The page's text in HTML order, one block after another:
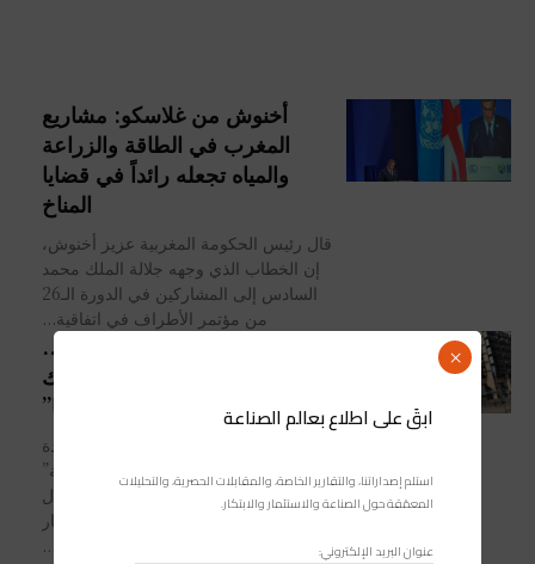
أخنوش من غلاسكو: مشاريع
المغرب في الطاقة والزراعة
والمياه تجعله رائداً في قضايا
المناخ
قال رئيس الحكومة المغربية عزيز أخنوش،
إن الخطاب الذي وجهه جلالة الملك محمد
السادس إلى المشاركين في الدورة الـ26
من مؤتمر الأطراف في اتفاقية...
“جوائز التمويل المستدام 2021”..
مجلة “غلوبال فاينانس” تتوّج “بنك
أوف أفريكا”
فاز 'بنك أوف أفريكا' بجائزة “القيادة
المتميزة في تمويل المشاريع المستدامة”
لمنطقة إفريقيا، والتي تمنحها مجلة 'غلوبال
فاينانس' الأمريكية المرموقة، في إطار
“جوائز التمويل...
ابقَ على اطلاع بعالم الصناعة
استلم إصداراتنا، والتقارير الخاصة، والمقابلات الحصرية، والتحليلات
المعمّقة حول الصناعة والاستثمار والابتكار.
عنوان البريد الإلكتروني:
×